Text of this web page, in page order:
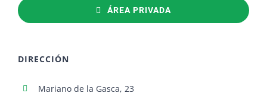
ÁREA PRIVADA
DIRECCIÓN
Mariano de la Gasca, 23